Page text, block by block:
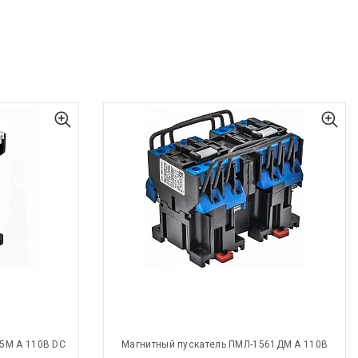
А 110В DC Магнитный пускатель ПМЛ-1561ДМ А 110В